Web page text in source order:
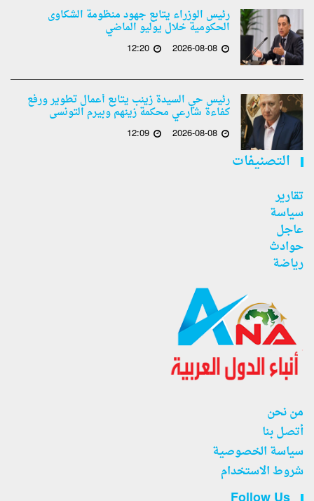
رئيس الوزراء يتابع جهود منظومة الشكاوى
الحكومية خلال يوليو الماضي
2026-08-08
12:20
رئيس حي السيدة زينب يتابع أعمال تطوير ورفع
كفاءة شارعي محكمة زينهم وبيرم التونسى
2026-08-08
12:09
التصنيفات
تقارير
سياسة
عاجل
حوادث
رياضة
من نحن
أتصل بنا
سياسة الخصوصية
شروط الاستخدام